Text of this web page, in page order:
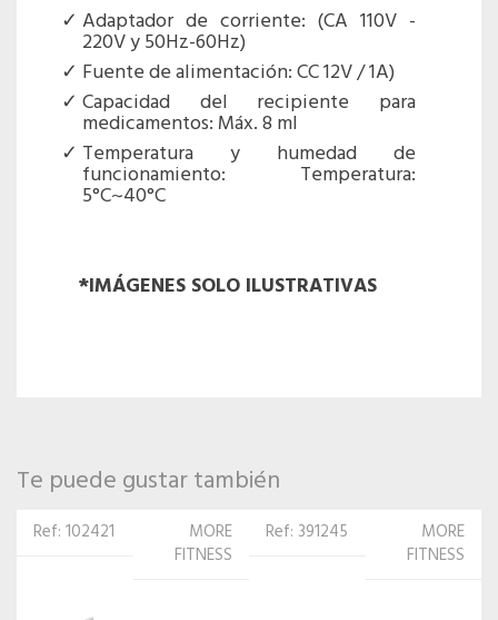
Adaptador de corriente: (CA 110V -
220V y 50Hz-60Hz)
Fuente de alimentación: CC 12V / 1A)
Capacidad del recipiente para
medicamentos: Máx. 8 ml
Temperatura y humedad de
funcionamiento: Temperatura:
5°C~40°C
*IMÁGENES SOLO ILUSTRATIVAS
Te puede gustar también
Ref: 391245
MORE
FITNESS
Ref: 33527
MORE
FITNESS